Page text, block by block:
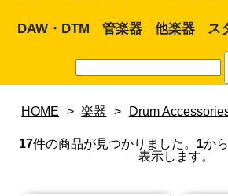
DAW・DTM 管楽器 他楽器 ス
HOME > 楽器 > Drum
17件の商品が見つかりました。 1から
表示します。